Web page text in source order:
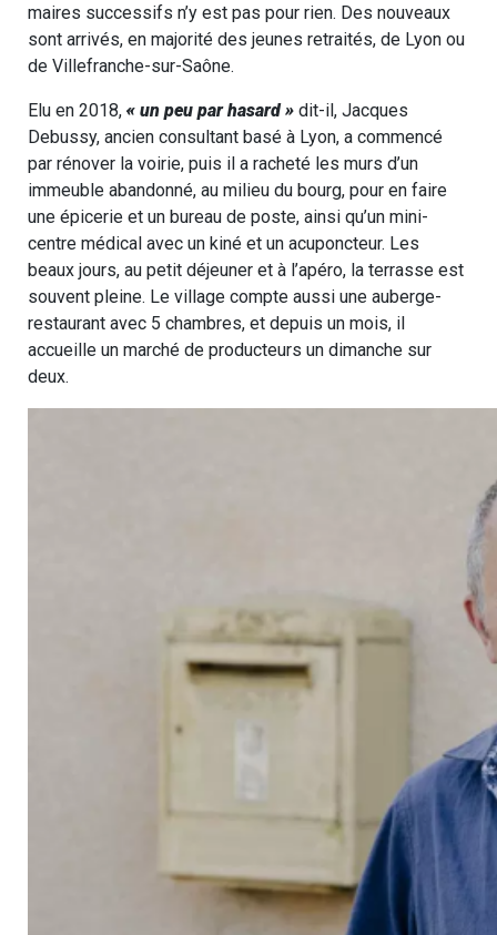
maires successifs n’y est pas pour rien. Des nouveaux
sont arrivés, en majorité des jeunes retraités, de Lyon ou
de Villefranche-sur-Saône.
Elu en 2018, « un peu par hasard » dit-il, Jacques
Debussy, ancien consultant basé à Lyon, a commencé
par rénover la voirie, puis il a racheté les murs d’un
immeuble abandonné, au milieu du bourg, pour en faire
une épicerie et un bureau de poste, ainsi qu’un mini-
centre médical avec un kiné et un acuponcteur. Les
beaux jours, au petit déjeuner et à l’apéro, la terrasse est
souvent pleine. Le village compte aussi une auberge-
restaurant avec 5 chambres, et depuis un mois, il
accueille un marché de producteurs un dimanche sur
deux.